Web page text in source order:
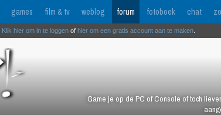
games film & tv weblog forum fotoboek chat
Game je op de PC of Console of toch
Klik hier om in te loggen of hier om een gratis account aan te maken